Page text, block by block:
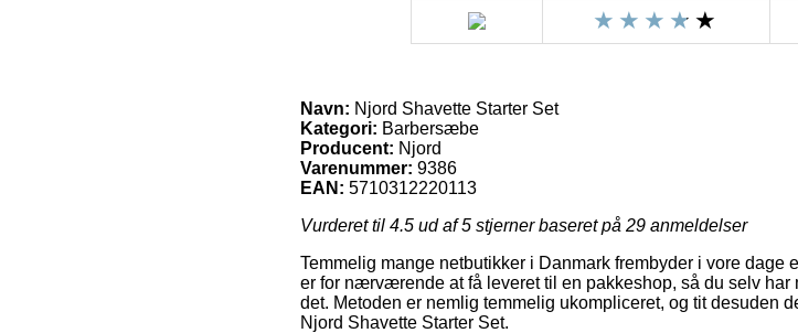
Navn: Njord Shavette Starter Set
Kategori: Barbersæbe
Producent: Njord
Varenummer: 9386
EAN: 5710312220113
Vurderet til 4.5 ud af 5 stjerner baseret på 29 anmeldelser
Temmelig mange netbutikker i Danmark frembyder i vore dage
er for nærværende at få leveret til en pakkeshop, så du selv har
det. Metoden er nemlig temmelig ukompliceret, og tit desuden
Njord Shavette Starter Set.